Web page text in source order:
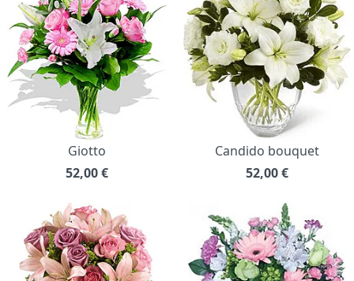
Giotto
52,00€
Candido bouquet
52,00€